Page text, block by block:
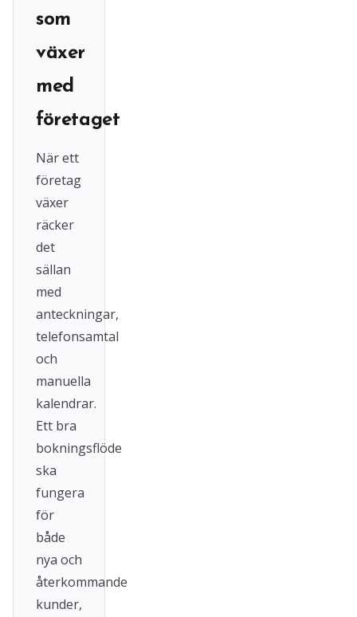
som
växer
med
företaget
När ett
företag
växer
räcker
det
sällan
med
anteckningar,
telefonsamtal
och
manuella
kalendrar.
Ett bra
bokningsflöde
ska
fungera
för
både
nya och
återkommande
kunder,